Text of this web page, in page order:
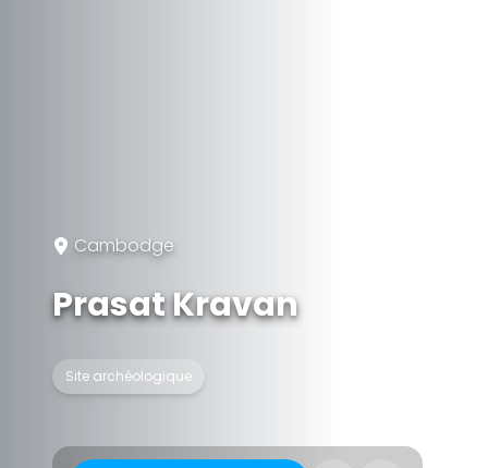
Cambodge
Prasat Kravan
Site archéologique